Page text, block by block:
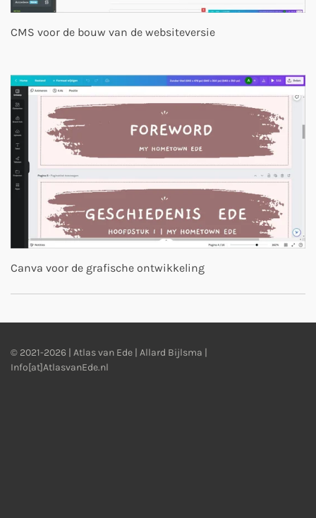
CMS voor de bouw van de websiteversie
Canva voor de grafische ontwikkeling
© 2021-2026 | Atlas van Ede | Allard Bijlsma |
Info[at]AtlasvanEde.nl